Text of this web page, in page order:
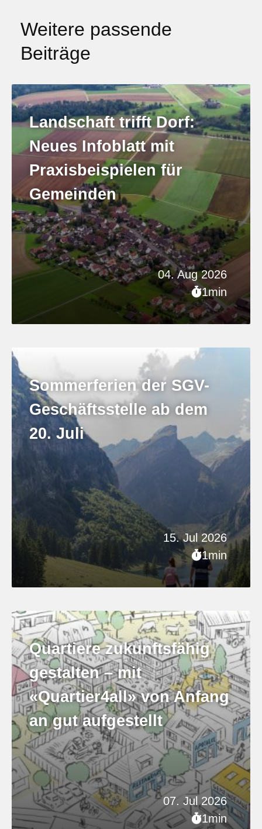
Weitere passende
Beiträge
04. Aug 2026
1min
Landschaft trifft Dorf:
Neues Infoblatt mit
Praxisbeispielen für
Gemeinden
15. Jul 2026
1min
Sommerferien der SGV-
Geschäftsstelle ab dem
20. Juli
07. Jul 2026
1min
Quartiere zukunftsfähig
gestalten – mit
«Quartier4all» von Anfang
an gut aufgestellt